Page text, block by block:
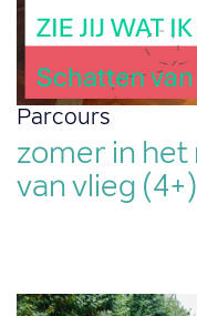
Parcours
zomer in
van vlieg (4+)